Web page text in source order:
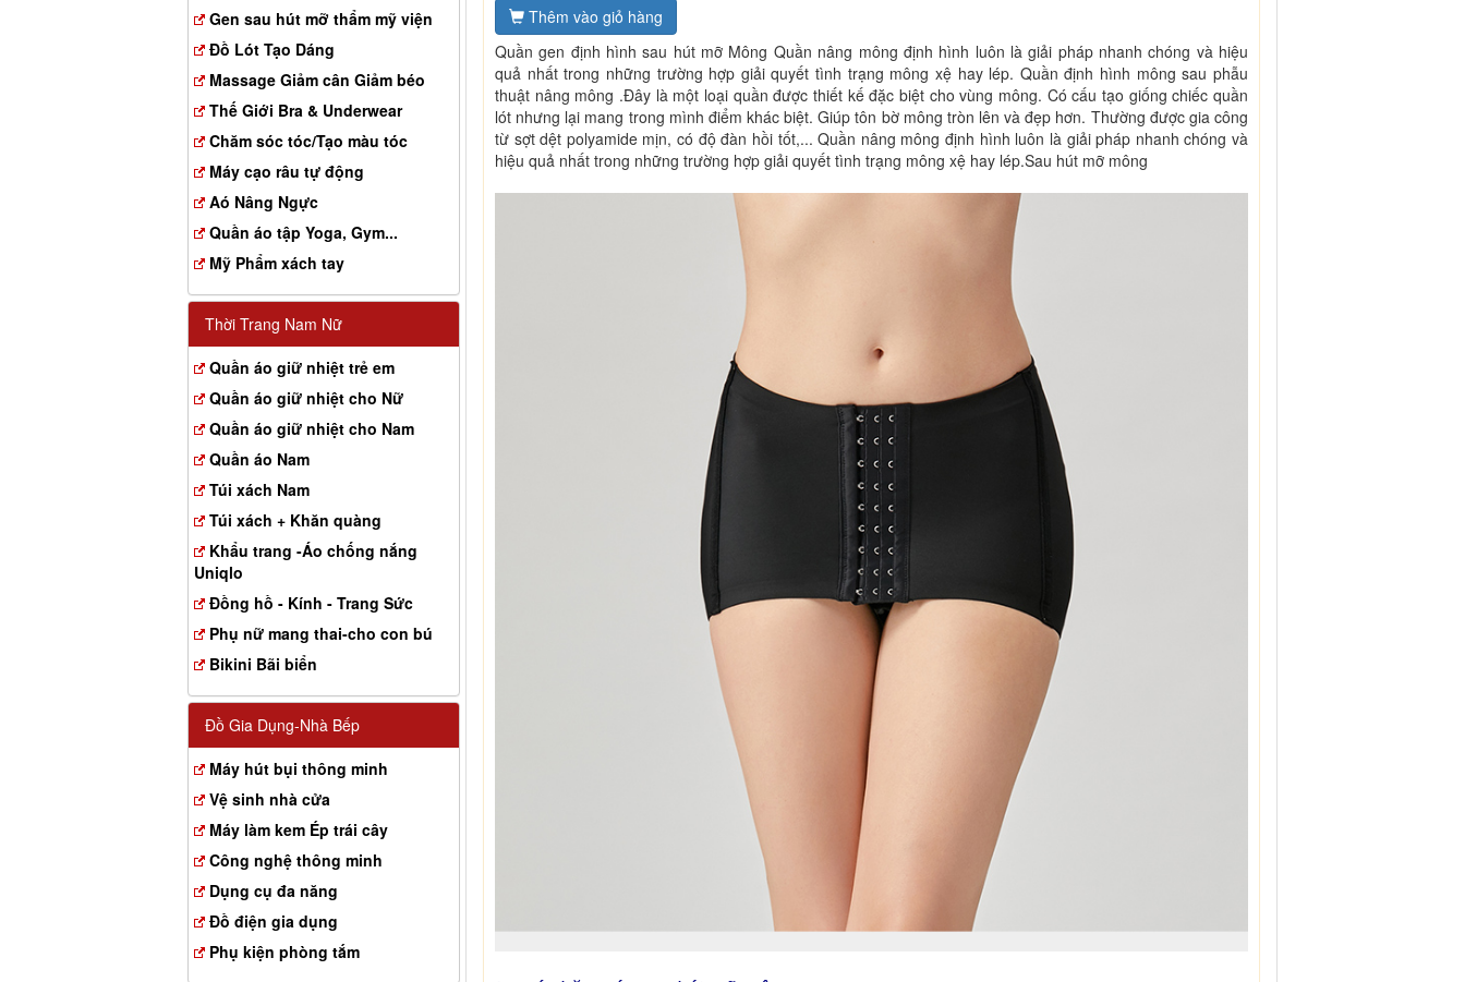
Gen sau hút mỡ thẩm mỹ viện
Đồ Lót Tạo Dáng
Massage Giảm cân Giảm béo
Thế Giới Bra & Underwear
Chăm sóc tóc/Tạo màu tóc
Máy cạo râu tự động
Aó Nâng Ngực
Quần áo tập Yoga, Gym...
Mỹ Phẩm xách tay
Thời Trang Nam Nữ
Quần áo giữ nhiệt trẻ em
Quần áo giữ nhiệt cho Nữ
Quần áo giữ nhiệt cho Nam
Quần áo Nam
Túi xách Nam
Túi xách + Khăn quàng
Khẩu trang -Áo chống nắng
Uniqlo
Đồng hồ - Kính - Trang Sức
Phụ nữ mang thai-cho con bú
Bikini Bãi biển
Đồ Gia Dụng-Nhà Bếp
Máy hút bụi thông minh
Vệ sinh nhà cửa
Máy làm kem Ép trái cây
Công nghệ thông minh
Dụng cụ đa năng
Đồ điện gia dụng
Phụ kiện phòng tắm
Thêm vào giỏ hàng
Quần gen định hình sau hút mỡ Mông Quần nâng mông định hình luôn là giải pháp nhanh chóng và hiệu
quả nhất trong những trường hợp giải quyết tình trạng mông xệ hay lép. Quần định hình mông sau phẫu
thuật nâng mông .Đây là một loại quần được thiết kế đặc biệt cho vùng mông. Có cấu tạo giống chiếc quần
lót nhưng lại mang trong mình điểm khác biệt. Giúp tôn bờ mông tròn lên và đẹp hơn. Thường được gia công
từ sợt dệt polyamide mịn, có độ đàn hồi tốt,... Quần nâng mông định hình luôn là giải pháp nhanh chóng và
hiệu quả nhất trong những trường hợp giải quyết tình trạng mông xệ hay lép.Sau hút mỡ mông